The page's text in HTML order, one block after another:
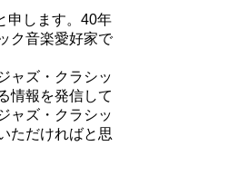
申します。40年
ク音楽愛好家で
ャズ・クラシッ
情報を発信して
ャズ・クラシッ
ただければと思